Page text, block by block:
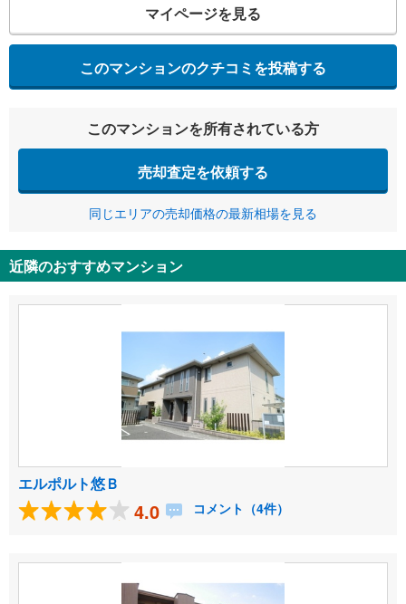
マイページを見る
このマンションのクチコミを投稿する
このマンションを所有されている方
売却査定を依頼する
同じエリアの売却価格の最新相場を見る
近隣のおすすめマンション
エルポルト悠Ｂ
4.0 コメント（4件）